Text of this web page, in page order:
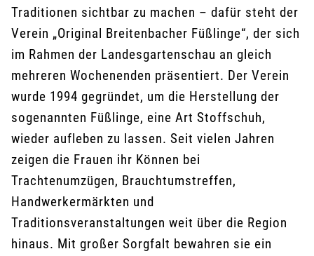
Traditionen sichtbar zu machen – dafür steht der
Verein „Original Breitenbacher Füßlinge“, der sich
im Rahmen der Landesgartenschau an gleich
mehreren Wochenenden präsentiert. Der Verein
wurde 1994 gegründet, um die Herstellung der
sogenannten Füßlinge, eine Art Stoffschuh,
wieder aufleben zu lassen. Seit vielen Jahren
zeigen die Frauen ihr Können bei
Trachtenumzügen, Brauchtumstreffen,
Handwerkermärkten und
Traditionsveranstaltungen weit über die Region
hinaus. Mit großer Sorgfalt bewahren sie ein